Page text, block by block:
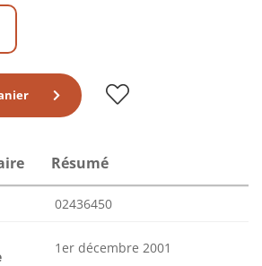
Résumé
02436450
1er décembre 2001